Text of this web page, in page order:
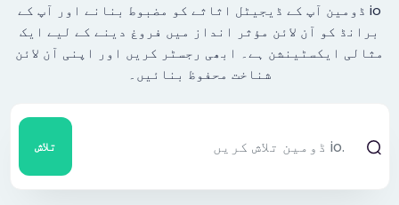
io ڈومین آپ کے ڈیجیٹل اثاثے کو مضبوط بنانے اور آپ کے
برانڈ کو آن لائن مؤثر انداز میں فروغ دینے کے لیے ایک
مثالی ایکسٹینشن ہے۔ ابھی رجسٹر کریں اور اپنی آن لائن
شناخت محفوظ بنائیں۔
تلاش